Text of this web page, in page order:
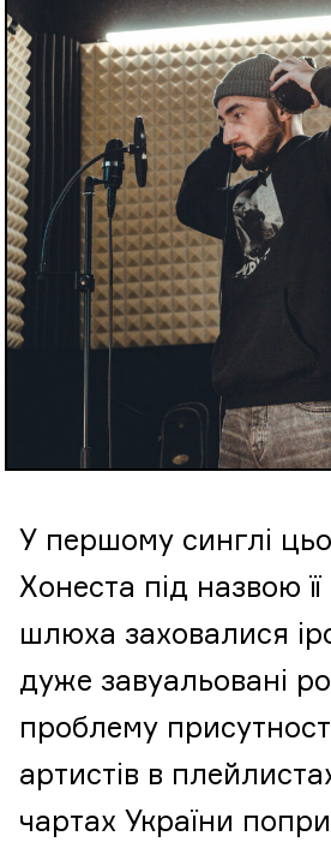
У першому синглі
Хонеста під назвою
шлюха заховалися
дуже завуальовані
проблему
артистів в
чартах України